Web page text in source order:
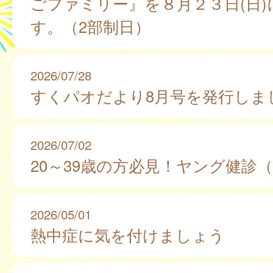
す。（2部制日）
2026/07/28
すくパオだより8月号を発行しま
2026/07/02
20～39歳の方必見！ヤング健診
2026/05/01
熱中症に気を付けましょう